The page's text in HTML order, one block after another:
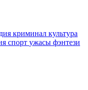
криминал культура
спорт ужасы фэнтези